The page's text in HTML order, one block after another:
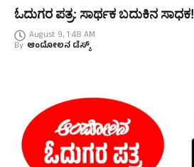
ಓದುಗರ ಪತ್ರ: ಸಾರ್ಥಕ ಬದುಕಿನ ಸಾಧಕ!
August 9, 1:48 AM
By ಆಂದೋಲನ ಡೆಸ್ಕ್